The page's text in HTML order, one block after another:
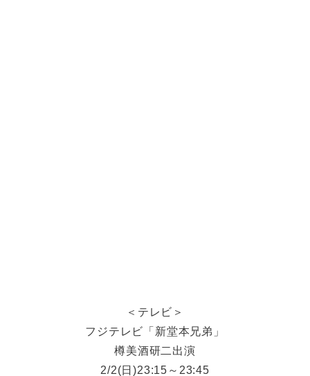
＜テレビ＞
フジテレビ「新堂本兄弟」
樽美酒研二出演
2/2(日)23:15～23:45